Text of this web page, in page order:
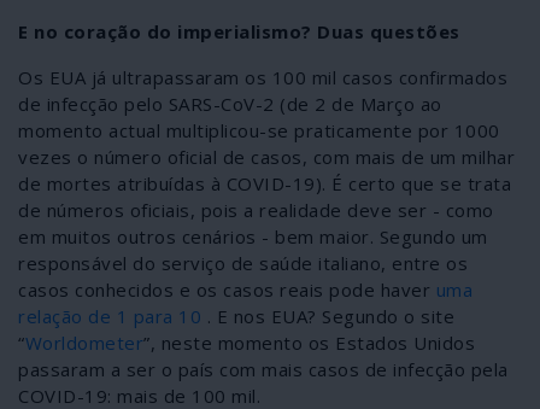
E no coração do imperialismo? Duas questões
Os EUA já ultrapassaram os 100 mil casos confirmados
de infecção pelo SARS-CoV-2 (de 2 de Março ao
momento actual multiplicou-se praticamente por 1000
vezes o número oficial de casos, com mais de um milhar
de mortes atribuídas à COVID-19). É certo que se trata
de números oficiais, pois a realidade deve ser - como
em muitos outros cenários - bem maior. Segundo um
responsável do serviço de saúde italiano, entre os
casos conhecidos e os casos reais pode haver uma
relação de 1 para 10 . E nos EUA? Segundo o site
“Worldometer”, neste momento os Estados Unidos
passaram a ser o país com mais casos de infecção pela
COVID-19: mais de 100 mil.